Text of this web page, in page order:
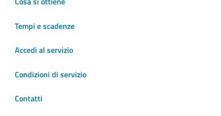
Tempi e scadenze
Accedi al servizio
Condizioni di servizio
Contatti